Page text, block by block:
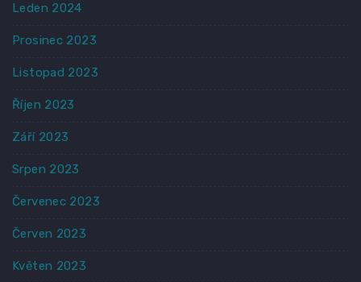
Leden 2024
Prosinec 2023
Listopad 2023
Říjen 2023
Září 2023
Srpen 2023
Červenec 2023
Červen 2023
Květen 2023